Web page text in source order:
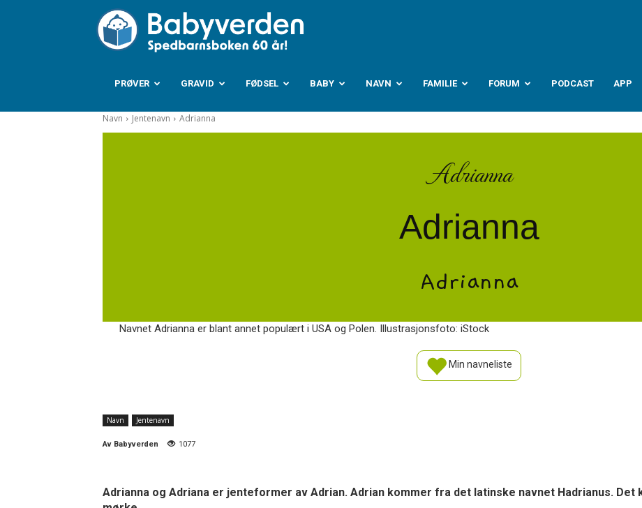
Babyverden.no
PRØVER GRAVID FØDSEL BABY NAVN FAMILIE FORUM PODCAST APP
Navn Jentenavn Adrianna
Adrianna
Adrianna
Adrianna
Navnet Adrianna er blant annet populært i USA og Polen. Illustrasjonsfoto: iStock
Min navneliste
Navn Jentenavn
Av Babyverden 1077
Adrianna og Adriana er jenteformer av Adrian. Adrian kommer fra det latinske navnet Hadrianus.